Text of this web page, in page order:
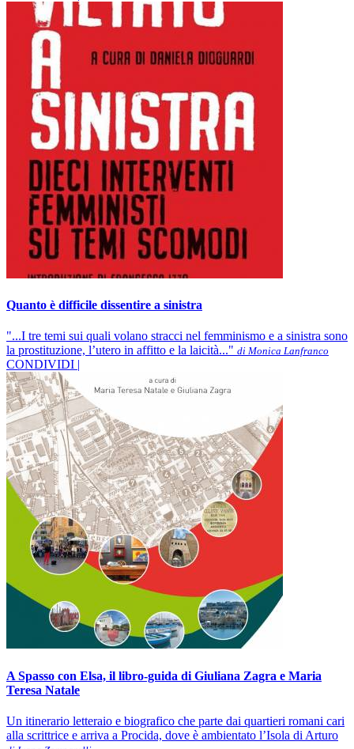
Quanto è difficile dissentire a sinistra
"...I tre temi sui quali volano stracci nel femminismo e a sinistra sono
la prostituzione, l’utero in affitto e la laicità..." di Monica Lanfranco
CONDIVIDI |
A Spasso con Elsa, il libro-guida di Giuliana Zagra e Maria
Teresa Natale
Un itinerario letteraio e biografico che parte dai quartieri romani cari
alla scrittrice e arriva a Procida, dove è ambientato l’Isola di Arturo